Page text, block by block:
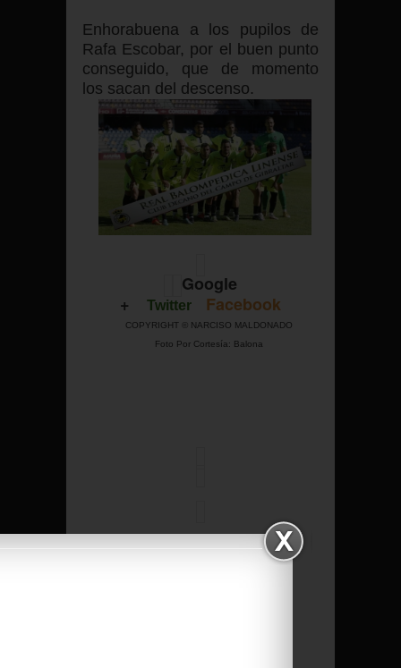
Enhorabuena a los pupilos de
Rafa Escobar, por el buen punto
conseguido, que de momento
los sacan del descenso.
Google
+
Twitter Facebook
COPYRIGHT © NARCISO MALDONADO
Foto Por Cortesía: Balona